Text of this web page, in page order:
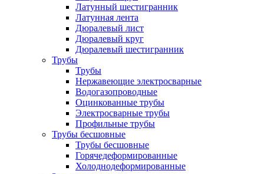
Латунный шестигранник
Латунная лента
Дюралевый лист
Дюралевый круг
Дюралевый шестигранник
Трубы
Трубы
Нержавеющие электросварные
Водогазопроводные
Оцинкованные трубы
Электросварные трубы
Профильные трубы
Трубы бесшовные
Трубы бесшовные
Горячедеформированные
Холоднодеформированные